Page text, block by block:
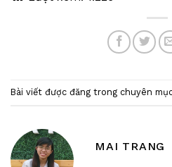
Bài viết được đăng trong chuyên
MAI TRANG